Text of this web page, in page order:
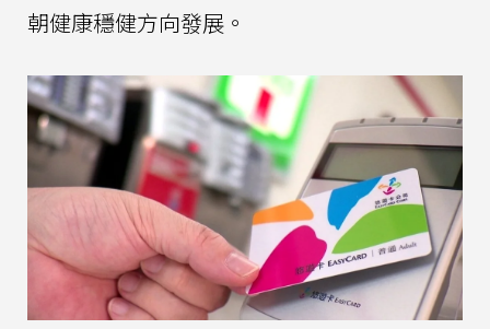
朝健康穩健方向發展。